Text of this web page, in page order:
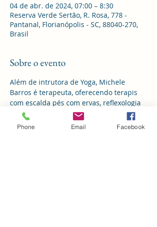
04 de abr. de 2024, 07:00 – 8:30
Reserva Verde Sertão, R. Rosa, 778 -
Pantanal, Florianópolis - SC, 88040-270,
Brasil
Sobre o evento
Além de intrutora de Yoga, Michele
Barros é terapeuta, oferecendo terapis
com escalda pés com ervas, reflexologia
podal, Reiki, cristalterapia, pedras
quentes, bambuterapia,  etendimento de
Phone Email Facebook